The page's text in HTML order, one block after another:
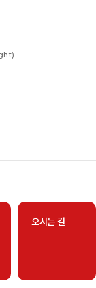
오시는 길